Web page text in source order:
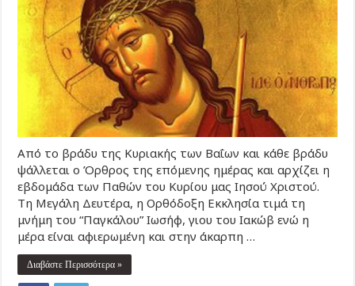
Από το βράδυ της Κυριακής των Βαΐων και κάθε βράδυ
ψάλλεται ο Όρθρος της επόμενης ημέρας και αρχίζει η
εβδομάδα των Παθών του Κυρίου μας Ιησού Χριστού.
Τη Μεγάλη Δευτέρα, η Ορθόδοξη Εκκλησία τιμά τη
μνήμη του “Παγκάλου” Ιωσήφ, γιου του Ιακώβ ενώ η
μέρα είναι αφιερωμένη και στην άκαρπη …
Διαβάστε Περισσότερα »